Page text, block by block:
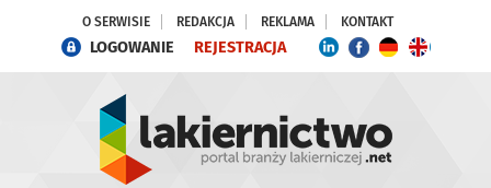
O SERWISIE REDAKCJA REKLAMA KONTAKT
LOGOWANIE REJESTRACJA